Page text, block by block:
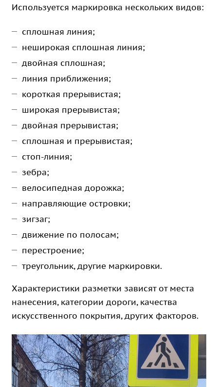
Используется маркировка нескольких видов:
сплошная линия;
неширокая сплошная линия;
двойная сплошная;
линия приближения;
короткая прерывистая;
широкая прерывистая;
двойная прерывистая;
сплошная и прерывистая;
стоп-линия;
зебра;
велосипедная дорожка;
направляющие островки;
зигзаг;
движение по полосам;
перестроение;
треугольник, другие маркировки.
Характеристики разметки зависят от места
нанесения, категории дороги, качества
искусственного покрытия, других факторов.